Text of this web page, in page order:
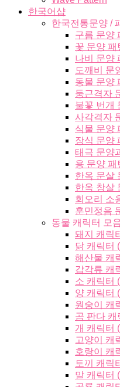
한국어샵
한국전통문양 /
구름 문양
꽃 문양 패
나비 문양
도깨비 문
동물 문양
둥근격자
불꽃 번개
사각격자
식물 문양
장식 문양
태극 문양
용 문양 패
한옥 문살
한옥 창살
회오리 소
훈민정음
동물 캐릭터 모
돼지 캐릭
닭 캐릭터
해산물 캐
갑각류 캐
소 캐릭터
양 캐릭터
원숭이 캐
곰 판다 캐
개 캐릭터
고양이 캐
호랑이 캐
토끼 캐릭
말 캐릭터